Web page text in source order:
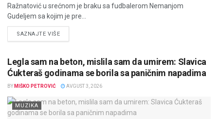
Ražnatović u srećnom je braku sa fudbalerom Nemanjom
Gudeljem sa kojim je pre...
SAZNAJTE VIŠEDETAILS
Legla sam na beton, mislila sam da umirem: Slavica
Ćukteraš godinama se borila sa paničnim napadima
BY MIŠKO PETROVIĆ AVGUST 3, 2026
MUZIKA